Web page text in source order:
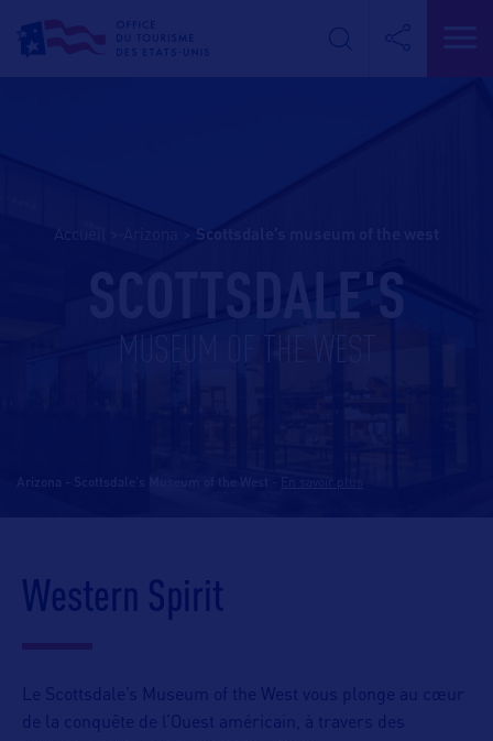
SCOTTSDALE'S
MUSEUM OF THE WEST
Western Spirit
Le Scottsdale’s Museum of the West vous plonge au cœur
de la conquête de l’Ouest américain, à travers des